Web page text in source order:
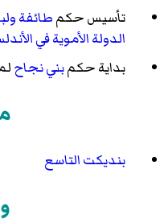
تأسيس حكمطائفة
الدولة الأموية في
بداية حكمبني نجاح
بنديكت التاسع